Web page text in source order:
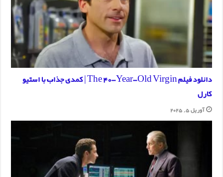
دانلود فیلم The 40-Year-Old Virgin | کمدی جذاب با استیو
کارل
آوریل 5, 2025